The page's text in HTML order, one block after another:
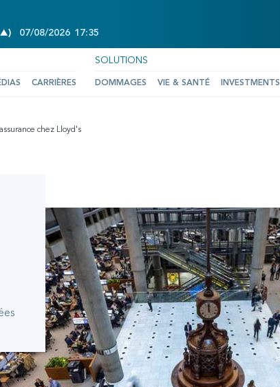
)INCREASE OF 0.58%
07/08/2026 17:35
CARRIÈRES
SOLUTIONS
DOMMAGES VIE & SANTÉ INVESTMENTS
chez Lloyd's